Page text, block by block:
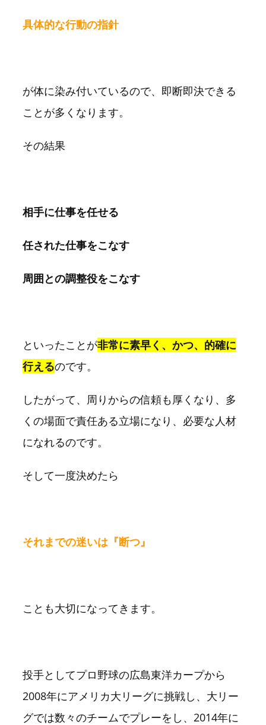
具体的な行動の指針
が体に染み付いているので、即断即決できる
ことが多くなります。
その結果
相手に仕事を任せる
任された仕事をこなす
周囲との調整役をこなす
といったことが非常に素早く、かつ、的確に
行えるのです。
したがって、周りからの信頼も厚くなり、多
くの場面で責任ある立場になり、必要な人材
になれるのです。
そして一度決めたら
それまでの迷いは『断つ』
ことも大切になってきます。
投手としてプロ野球の広島東洋カープから
2008年にアメリカ大リーグに挑戦し、大リー
グでは数々のチームでプレーをし、2014年に